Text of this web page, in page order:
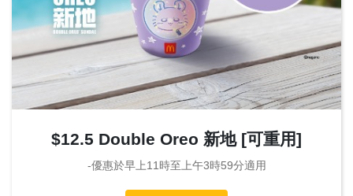
$12.5 Double Oreo 新地 [可重用]
-優惠於早上11時至上午3時59分適用